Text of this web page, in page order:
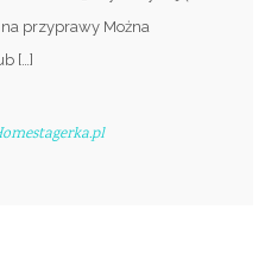
przyprawy Można
[…]